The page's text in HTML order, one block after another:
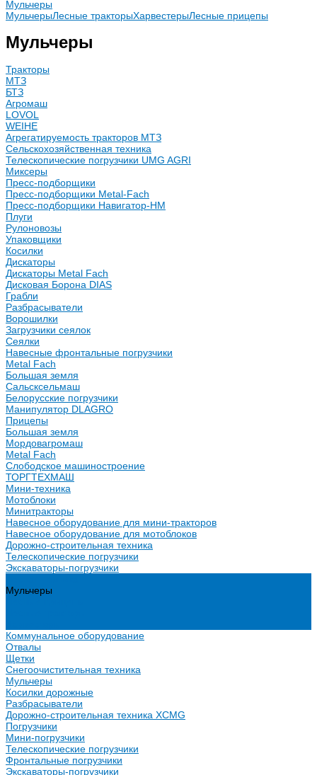
Мульчеры
МульчерыЛесные тракторыХарвестерыЛесные прицепы
Мульчеры
Тракторы
МТЗ
БТЗ
Агромаш
LOVOL
WEIHE
Агрегатируемость тракторов МТЗ
Сельскохозяйственная техника
Телескопические погрузчики UMG AGRI
Миксеры
Пресс-подборщики
Пресс-подборщики Metal-Fach
Пресс-подборщики Навигатор-НМ
Плуги
Рулоновозы
Упаковщики
Косилки
Дискаторы
Дискаторы Metal Fach
Дисковая Борона DIAS
Грабли
Разбрасыватели
Ворошилки
Загрузчики сеялок
Сеялки
Навесные фронтальные погрузчики
Metal Fach
Большая земля
Сальсксельмаш
Белорусские погрузчики
Манипулятор DLAGRO
Прицепы
Большая земля
Мордовагромаш
Metal Fach
Слободское машиностроение
ТОРГТЕХМАШ
Мини-техника
Мотоблоки
Минитракторы
Навесное оборудование для мини-тракторов
Навесное оборудование для мотоблоков
Дорожно-строительная техника
Телескопические погрузчики
Экскаваторы-погрузчики
Мульчеры
Коммунальное оборудование
Отвалы
Щетки
Снегоочистительная техника
Мульчеры
Косилки дорожные
Разбрасыватели
Дорожно-строительная техника XCMG
Погрузчики
Мини-погрузчики
Телескопические погрузчики
Фронтальные погрузчики
Экскаваторы-погрузчики